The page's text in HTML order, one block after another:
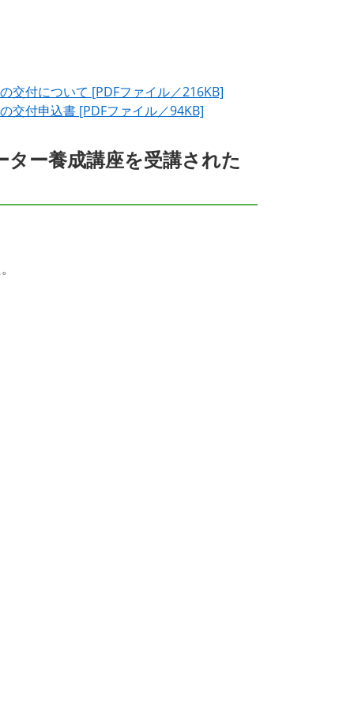
交付について [PDFファイル／216KB]
交付申込書 [PDFファイル／94KB]
ー養成講座を受講された